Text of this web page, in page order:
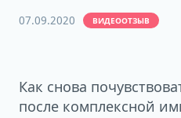
07.09.2020 ВИДЕООТЗЫВ
Как снова
после комплексной